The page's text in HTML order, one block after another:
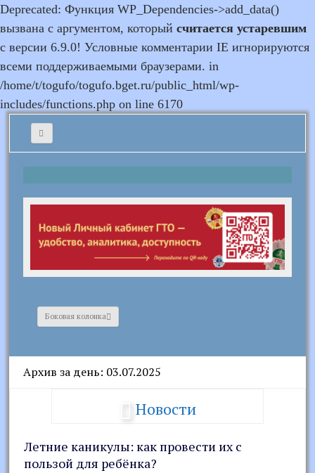
Deprecated: Функция WP_Dependencies->add_data()
вызвана с аргументом, который считается устаревшим
с версии 6.9.0! Условные комментарии IE игнорируются
всеми поддерживаемыми браузерами. in
/home/t/togufo/togufo.bget.ru/public_html/wp-
includes/functions.php on line 6170
Боковая колонка
Архив за день: 03.07.2025
Новости
Летние каникулы: как провести их с
пользой для ребёнка?